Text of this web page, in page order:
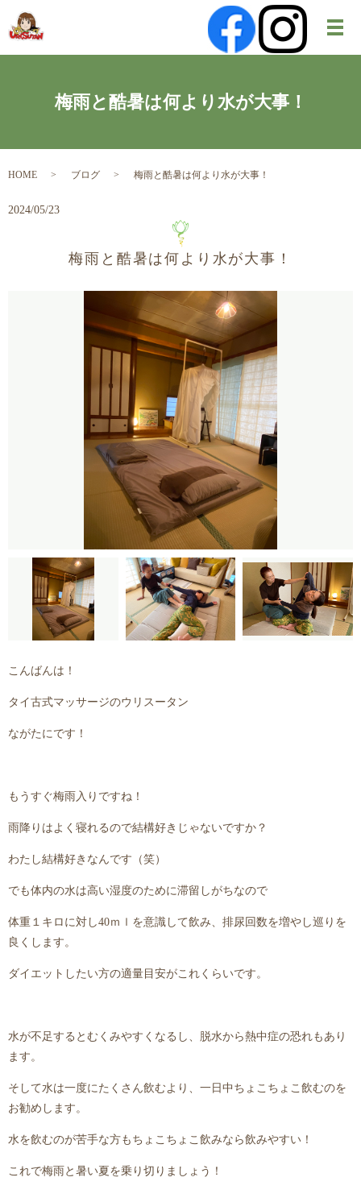
メ
梅雨と酷暑は何より水が大事！
HOME ブログ 梅雨と酷暑は何より水が大事！
2024/05/23
梅雨と酷暑は何より水が大事！
こんばんは！
タイ古式マッサージのウリスータン
ながたにです！
もうすぐ梅雨入りですね！
雨降りはよく寝れるので結構好きじゃないですか？
わたし結構好きなんです（笑）
でも体内の水は高い湿度のために滞留しがちなので
体重１キロに対し40ｍｌを意識して飲み、排尿回数を増やし巡りを
良くします。
ダイエットしたい方の適量目安がこれくらいです。
水が不足するとむくみやすくなるし、脱水から熱中症の恐れもあり
ます。
そして水は一度にたくさん飲むより、一日中ちょこちょこ飲むのを
お勧めします。
水を飲むのが苦手な方もちょこちょこ飲みなら飲みやすい！
これで梅雨と暑い夏を乗り切りましょう！